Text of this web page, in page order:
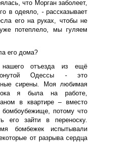
что Морган заболеет,
в одеяло, - рассказывает
его на руках, чтобы не
потеплело, мы гуляем
его дома?
отъезда из ещё
Одессы - это
сирены. Моя любимая
я была на работе,
в квартире – вместо
бомбоубежище, потому что
его зайти в переноску.
бомбежек испытывали
от разрыва сердца